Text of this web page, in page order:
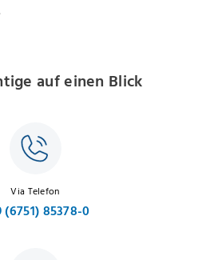
auf einen Blick
Via Telefon
(6751) 85378-0